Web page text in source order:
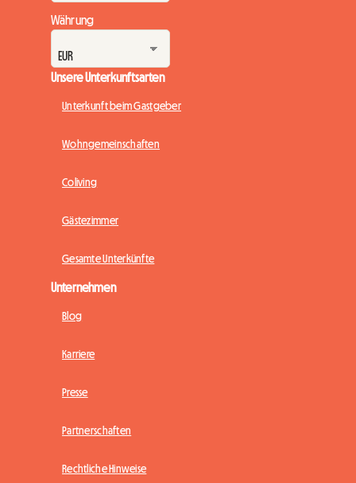
Währung
Unsere Unterkunftsarten
Unterkunft beim Gastgeber
Wohngemeinschaften
Coliving
Gästezimmer
Gesamte Unterkünfte
Unternehmen
Blog
Karriere
Presse
Partnerschaften
Rechtliche Hinweise